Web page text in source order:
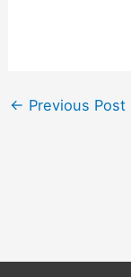
← Previous Post